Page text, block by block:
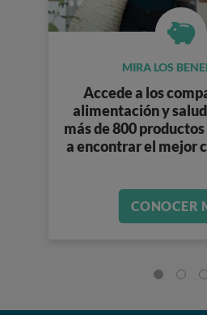
MIRA LOS
Accede a los
alimentación y salud
más de 800 productos
a encontrar el mejor
CONOCER